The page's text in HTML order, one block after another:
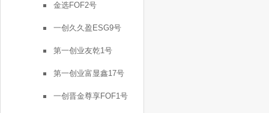
金选FOF2号
一创久久盈ESG9号
第一创业友乾1号
第一创业富显鑫17号
一创晋金尊享FOF1号